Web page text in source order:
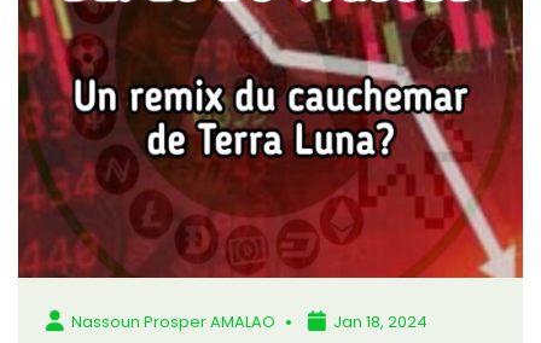
Nassoun Prosper AMALAO Jan 18, 2024